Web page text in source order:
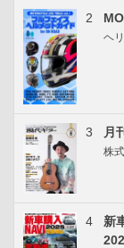
2
ヘ
3 月
株
4
新